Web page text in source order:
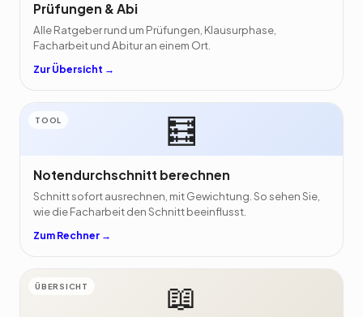
Prüfungen & Abi
Alle Ratgeber rund um Prüfungen, Klausurphase,
Facharbeit und Abitur an einem Ort.
Zur Übersicht →
TOOL 🧮
Notendurchschnitt berechnen
Schnitt sofort ausrechnen, mit Gewichtung. So sehen Sie,
wie die Facharbeit den Schnitt beeinflusst.
Zum Rechner →
ÜBERSICHT 📖